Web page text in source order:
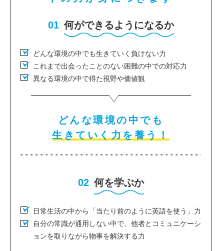
01 何ができるようになるか
どんな環境の中でも生きていく負けない力
これまで出会ったことのない困難の中での対応力
異なる環境の中で得た視野や価値観
どんな環境の中でも
生きていく力を養う！
02 何を学ぶか
日常生活の中から「当たり前のように英語を使う」力
自分の常識が通用しない中で、他者とコミュニケーシ
ョンを取りながら物事を解決する力